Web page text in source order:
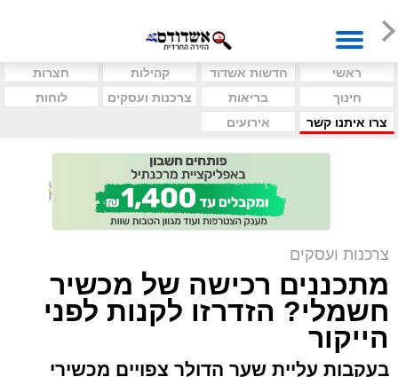
ראשי חדשות אשדוד קהילות
חצרות
חינוך
בריאות צרכנות ועסקים
לוחות
צרו איתנו קשר
אירועים
צרכנות ועסקים
מתכננים רכישה של מכשיר
חשמלי? הזדרזו לקנות לפני
הייקור
בעקבות עליית שער הדולר צפויים מכשירי